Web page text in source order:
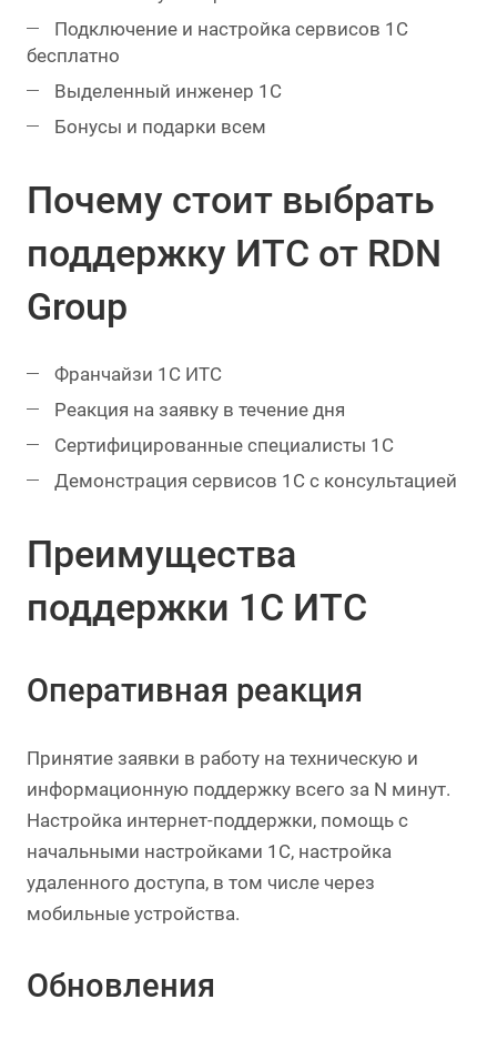
Подключение и настройка сервисов 1С
бесплатно
Выделенный инженер 1С
Бонусы и подарки всем
Почему стоит выбрать
поддержку ИТС от RDN
Group
Франчайзи 1С ИТС
Реакция на заявку в течение дня
Сертифицированные специалисты 1С
Демонстрация сервисов 1С с консультацией
Преимущества
поддержки 1С ИТС
Оперативная реакция
Принятие заявки в работу на техническую и
информационную поддержку всего за N минут.
Настройка интернет-поддержки, помощь с
начальными настройками 1С, настройка
удаленного доступа, в том числе через
мобильные устройства.
Обновления